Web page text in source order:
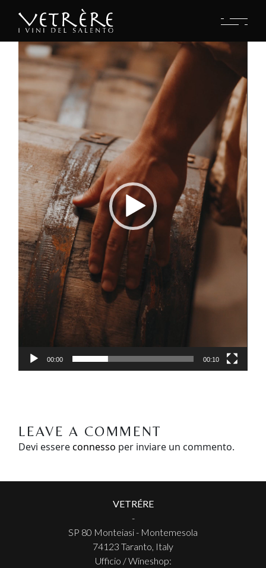
Video
Player
00:00 00:10
LEAVE A COMMENT
Devi essereconnesso per inviare un commento.
VETRÉRE
-
SP 80 Monteiasi - Montemesola
74123 Taranto, Italy
Ufficio / Wineshop: